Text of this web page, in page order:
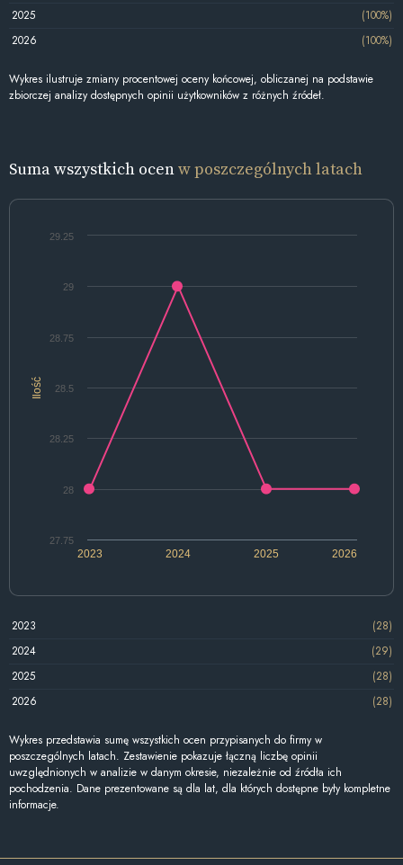
2025
(100%)
2026
(100%)
Wykres ilustruje zmiany procentowej oceny końcowej, obliczanej na podstawie
zbiorczej analizy dostępnych opinii użytkowników z różnych źródeł.
Suma wszystkich ocenw poszczególnych latach
Ilość
2024 2026
2023 2025
27.75
28
28.25
28.5
28.75
29
29.25
2023
(28)
2024
(29)
2025
(28)
2026
(28)
Wykres przedstawia sumę wszystkich ocen przypisanych do firmy w
poszczególnych latach. Zestawienie pokazuje łączną liczbę opinii
uwzględnionych w analizie w danym okresie, niezależnie od źródła ich
pochodzenia. Dane prezentowane są dla lat, dla których dostępne były kompletne
informacje.